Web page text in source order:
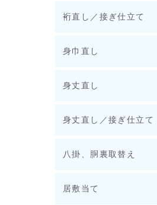
裄直し／接ぎ仕立て
身巾直し
身丈直し
身丈直し／接ぎ仕立て
八掛、胴裏取替え
居敷当て